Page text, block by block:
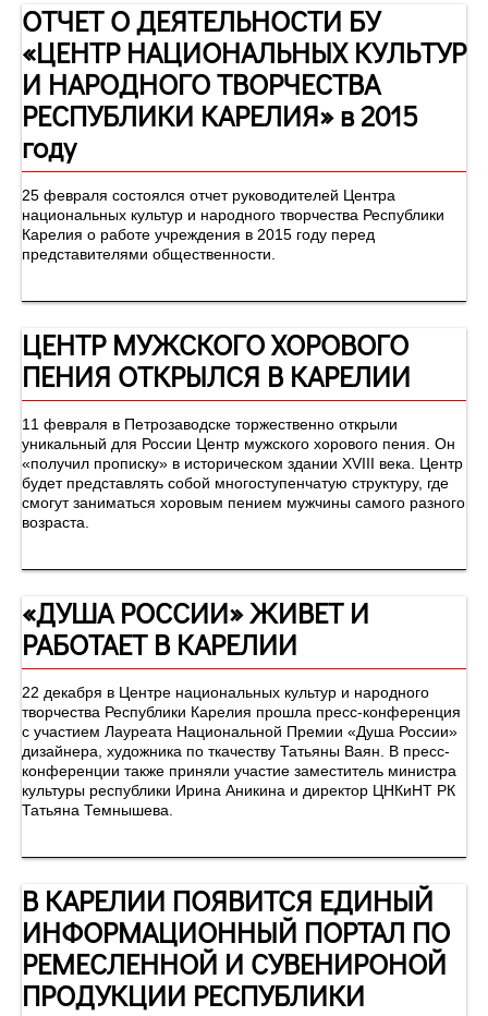
ОТЧЕТ О ДЕЯТЕЛЬНОСТИ БУ
«ЦЕНТР НАЦИОНАЛЬНЫХ КУЛЬТУР
И НАРОДНОГО ТВОРЧЕСТВА
РЕСПУБЛИКИ КАРЕЛИЯ» в 2015
году
25 февраля состоялся отчет руководителей Центра
национальных культур и народного творчества Республики
Карелия о работе учреждения в 2015 году перед
представителями общественности.
ЦЕНТР МУЖСКОГО ХОРОВОГО
ПЕНИЯ ОТКРЫЛСЯ В КАРЕЛИИ
11 февраля в Петрозаводске торжественно открыли
уникальный для России Центр мужского хорового пения. Он
«получил прописку» в историческом здании XVIII века. Центр
будет представлять собой многоступенчатую структуру, где
смогут заниматься хоровым пением мужчины самого разного
возраста.
«ДУША РОССИИ» ЖИВЕТ И
РАБОТАЕТ В КАРЕЛИИ
22 декабря в Центре национальных культур и народного
творчества Республики Карелия прошла пресс-конференция
с участием Лауреата Национальной Премии «Душа России»
дизайнера, художника по ткачеству Татьяны Ваян. В пресс-
конференции также приняли участие заместитель министра
культуры республики Ирина Аникина и директор ЦНКиНТ РК
Татьяна Темнышева.
В КАРЕЛИИ ПОЯВИТСЯ ЕДИНЫЙ
ИНФОРМАЦИОННЫЙ ПОРТАЛ ПО
РЕМЕСЛЕННОЙ И СУВЕНИРОНОЙ
ПРОДУКЦИИ РЕСПУБЛИКИ